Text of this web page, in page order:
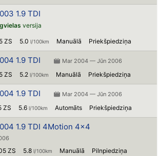
1.9 TDI
versija
ZS 5.0 l/100km Manuālā Priekšpiedziņa
1.9 TDI Mar 2004 — Jūn 2006
ZS 5.2l/100km Manuālā Priekšpiedziņa
1.9 TDI Mar 2004 — Jūn 2006
ZS 5.6l/100km Automāts Priekšpiedziņa
1.9 TDI 4Motion 4x4
ZS 5.8l/100km Manuālā Pilnpiedziņa